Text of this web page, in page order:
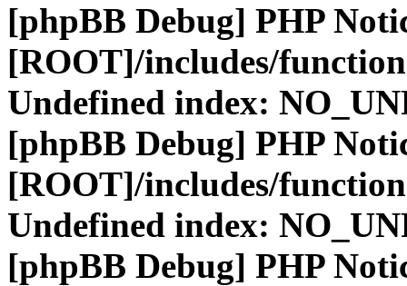
[phpBB Debug] PHP
[ROOT]/includes/
Undefined index:
[phpBB Debug] PHP
[ROOT]/includes/
Undefined index:
[phpBB Debug] PHP